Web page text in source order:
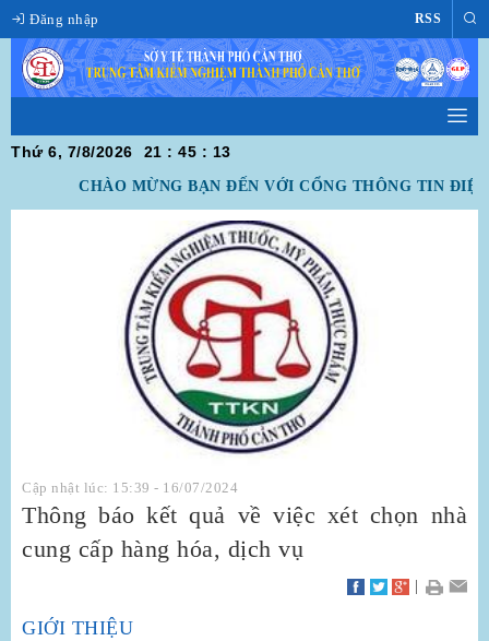
Đăng nhập RSS
Thứ 6, 7/8/2026 21 : 45 : 13
CHÀO MỪNG BẠN ĐẾN VỚI CỔNG THÔNG TIN
Cập nhật lúc: 15:39 - 16/07/2024
Thông báo kết quả về việc xét chọn nhà
cung cấp hàng hóa, dịch vụ
GIỚI THIỆU